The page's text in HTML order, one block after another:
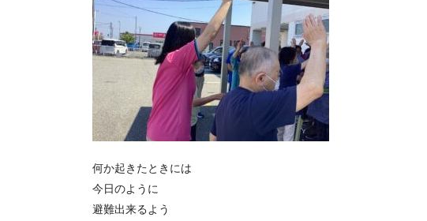
何か起きたときには
今日のように
避難出来るよう